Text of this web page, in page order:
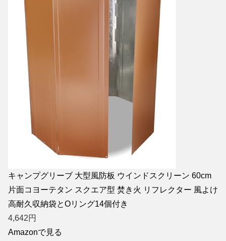
キャンプグリーブ 大型風防板 ウインドスクリーン 60cm
片面コヨーテタン スクエア型 焚き火 リフレクター 風よけ
高耐久収納袋とOリング14個付き
4,642円
Amazonで見る